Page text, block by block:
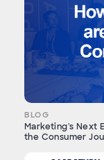
BLOG
Marketing's Next
the Consumer